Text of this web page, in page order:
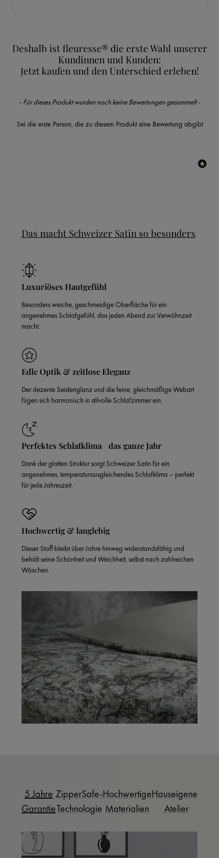
Deshalb ist fleuresse® die erste Wahl unserer
Kundinnen und Kunden:
Jetzt kaufen und den Unterschied erleben!
- Für dieses Produkt wurden noch keine Bewertungen gesammelt -
Sei die erste Person, die zu diesem Produkt eine Bewertung abgibt
New content loaded
Das macht Schweizer Satin so besonders
Luxuriöses Hautgefühl
Besonders weiche, geschmeidige Oberfläche für ein
angenehmes Schlafgefühl, das jeden Abend zur Verwöhnzeit
macht.
Edle Optik & zeitlose Eleganz
Der dezente Seidenglanz und die feine, gleichmäßige Webart
fügen sich harmonisch in stilvolle Schlafzimmer ein.
Perfektes Schlafklima das ganze Jahr
Dank der glatten Struktur sorgt Schweizer Satin für ein
angenehmes, temperaturausgleichendes Schlafklima – perfekt
für jede Jahreszeit.
Hochwertig & langlebig
Dieser Stoff bleibt über Jahre hinweg widerstandsfähig und
behält seine Schönheit und Weichheit, selbst nach zahlreichen
Wäschen.
5 Jahre
Garantie
ZipperSafe-
Technologie
Hochwertige
Materialien
Hauseigenes
Atelier